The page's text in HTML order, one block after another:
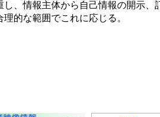
、情報主体から自己情報の開示
的な範囲でこれに応じる。